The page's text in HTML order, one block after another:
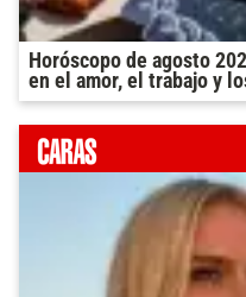
Horóscopo de agosto
en el amor, el trabajo y